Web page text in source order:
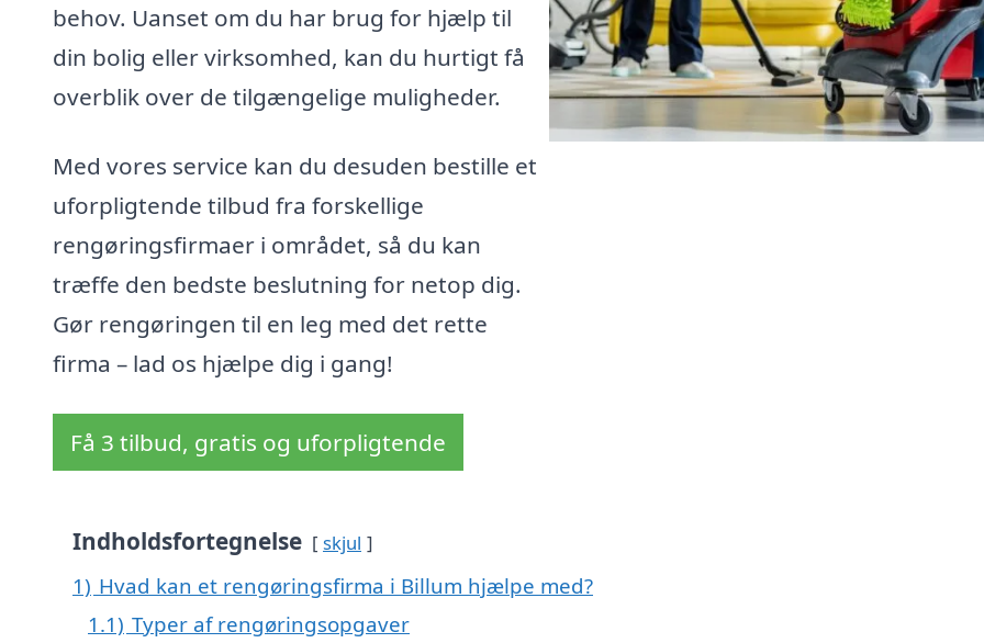
behov. Uanset om du har brug for hjælp til
din bolig eller virksomhed, kan du hurtigt få
overblik over de tilgængelige muligheder.
Med vores service kan du desuden bestille et
uforpligtende tilbud fra forskellige
rengøringsfirmaer i området, så du kan
træffe den bedste beslutning for netop dig.
Gør rengøringen til en leg med det rette
firma – lad os hjælpe dig i gang!
Få 3 tilbud, gratis og uforpligtende
Indholdsfortegnelse skjul
1) Hvad kan et rengøringsfirma i Billum hjælpe med?
1.1) Typer af rengøringsopgaver